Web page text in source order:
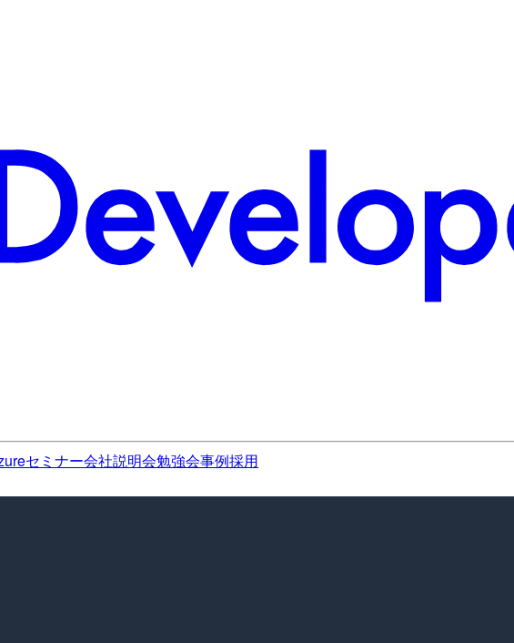
セミナー会社説明会勉強会事例採用